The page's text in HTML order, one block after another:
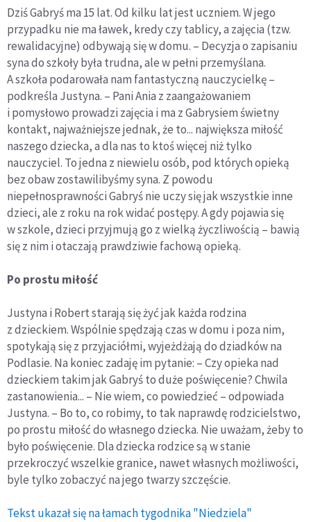
Dziś Gabryś ma 15 lat. Od kilku lat jest uczniem. W jego
przypadku nie ma ławek, kredy czy tablicy, a zajęcia (tzw.
rewalidacyjne) odbywają się w domu. – Decyzja o zapisaniu
syna do szkoły była trudna, ale w pełni przemyślana.
A szkoła podarowała nam fantastyczną nauczycielkę –
podkreśla Justyna. – Pani Ania z zaangażowaniem
i pomysłowo prowadzi zajęcia i ma z Gabrysiem świetny
kontakt, najważniejsze jednak, że to... największa miłość
naszego dziecka, a dla nas to ktoś więcej niż tylko
nauczyciel. To jedna z niewielu osób, pod których opieką
bez obaw zostawilibyśmy syna. Z powodu
niepełnosprawności Gabryś nie uczy się jak wszystkie inne
dzieci, ale z roku na rok widać postępy. A gdy pojawia się
w szkole, dzieci przyjmują go z wielką życzliwością – bawią
się z nim i otaczają prawdziwie fachową opieką.
Po prostu miłość
Justyna i Robert starają się żyć jak każda rodzina
z dzieckiem. Wspólnie spędzają czas w domu i poza nim,
spotykają się z przyjaciółmi, wyjeżdżają do dziadków na
Podlasie. Na koniec zadaję im pytanie: – Czy opieka nad
dzieckiem takim jak Gabryś to duże poświęcenie? Chwila
zastanowienia... – Nie wiem, co powiedzieć – odpowiada
Justyna. – Bo to, co robimy, to tak naprawdę rodzicielstwo,
po prostu miłość do własnego dziecka. Nie uważam, żeby to
było poświęcenie. Dla dziecka rodzice są w stanie
przekroczyć wszelkie granice, nawet własnych możliwości,
byle tylko zobaczyć na jego twarzy szczęście.
Tekst ukazał się na łamach tygodnika "Niedziela"